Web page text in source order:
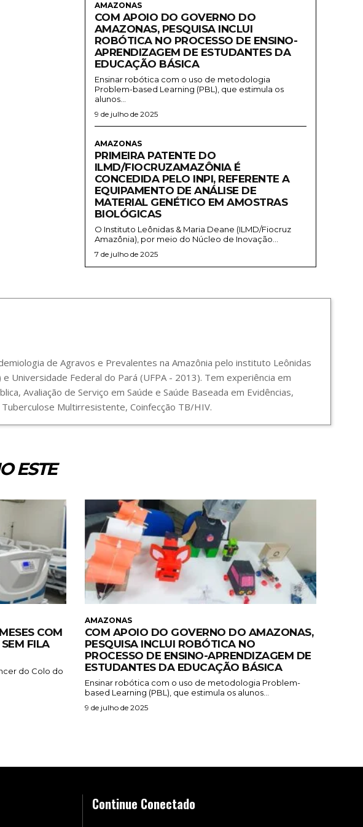
AMAZONAS
COM APOIO DO GOVERNO DO
AMAZONAS, PESQUISA INCLUI
ROBÓTICA NO PROCESSO DE ENSINO-
APRENDIZAGEM DE ESTUDANTES DA
EDUCAÇÃO BÁSICA
Ensinar robótica com o uso de metodologia
Problem-based Learning (PBL), que estimula os
alunos...
9 de julho de 2025
AMAZONAS
PRIMEIRA PATENTE DO
ILMD/FIOCRUZAMAZÔNIA É
CONCEDIDA PELO INPI, REFERENTE A
EQUIPAMENTO DE ANÁLISE DE
MATERIAL GENÉTICO EM AMOSTRAS
BIOLÓGICAS
O Instituto Leônidas & Maria Deane (ILMD/Fiocruz
Amazônia), por meio do Núcleo de Inovação...
7 de julho de 2025
de Agravos e Prevalentes na Amazônia pelo instituto Leônidas
Universidade Federal do Pará (UFPA - 2013). Tem experiência em
Avaliação de Serviço em Saúde e Saúde Baseada em Evidências,
Multirresistente, Coinfecção TB/HIV.
ESTE
COM
FILA
do Colo do
AMAZONAS
COM APOIO DO GOVERNO DO AMAZONAS,
PESQUISA INCLUI ROBÓTICA NO
PROCESSO DE ENSINO-APRENDIZAGEM DE
ESTUDANTES DA EDUCAÇÃO BÁSICA
Ensinar robótica com o uso de metodologia Problem-
based Learning (PBL), que estimula os alunos...
9 de julho de 2025
Continue Conectado